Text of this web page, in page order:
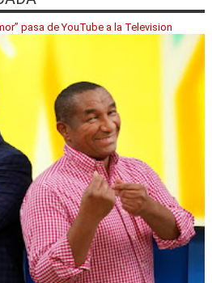
pasa de YouTube a la Television